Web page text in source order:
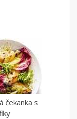
čekanka s